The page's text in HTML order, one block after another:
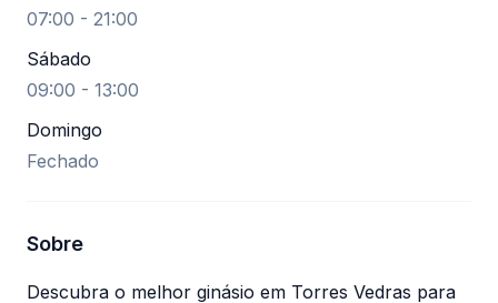
07:00 - 21:00
Sábado
09:00 - 13:00
Domingo
Fechado
Sobre
Descubra o melhor ginásio em Torres Vedras para